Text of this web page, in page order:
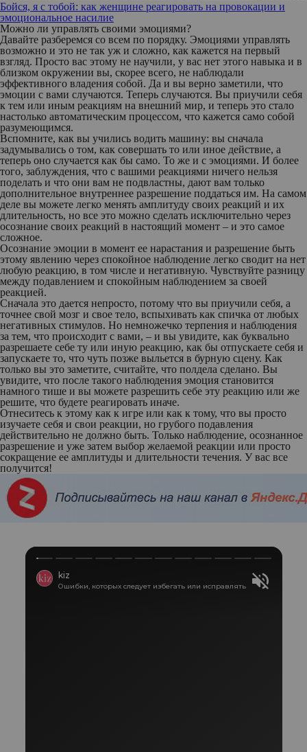
Бойся, я с тобой: как женщине реагировать на провокации и
эмоциональное насилие
Можно ли управлять своими эмоциями?
Давайте разберемся со всем по порядку. Эмоциями управлять
возможно и это не так уж и сложно, как кажется на первый
взгляд. Просто вас этому не научили, у вас нет этого навыка и в
близком окружении вы, скорее всего, не наблюдали
эффективного владения собой. Да и вы верно заметили, что
эмоции с вами случаются. Теперь случаются. Вы приучили себя
к тем или иным реакциям на внешний мир, и теперь это стало
настолько автоматическим процессом, что кажется само собой
разумеющимся.
Вспомните, как вы учились водить машину: вы сначала
задумывались о том, как совершать то или иное действие, а
теперь оно случается как бы само. То же и с эмоциями. И более
того, заблуждения, что с вашими реакциями ничего нельзя
поделать и что они вам не подвластны, дают вам только
дополнительное внутреннее разрешение поддаться им. На самом
деле вы можете легко менять амплитуду своих реакций и их
длительность, но все это можно сделать исключительно через
осознание своих реакций в настоящий момент – и это самое
сложное.
Осознание эмоции в момент ее нарастания и разрешение быть
этому явлению через спокойное наблюдение легко сводит на нет
любую реакцию, в том числе и негативную. Чувствуйте разницу
между подавлением и спокойным наблюдением за своей
реакцией.
Сначала это дается непросто, потому что вы приучили себя, а
точнее свой мозг и свое тело, вспыхивать как спичка от любых
негативных стимулов. Но немножечко терпения и наблюдения
за тем, что происходит с вами, – и вы увидите, как буквально
разрешаете себе ту или иную реакцию, как бы отпускаете себя и
запускаете то, что чуть позже выльется в бурную сцену. Как
только вы это заметите, считайте, что полдела сделано. Вы
увидите, что после такого наблюдения эмоция становится
намного тише и вы можете разрешить себе эту реакцию или же
решите, что будете реагировать иначе.
Отнеситесь к этому как к игре или как к тому, что вы просто
изучаете себя и свои реакции, но грубого подавления
действительно не должно быть. Только наблюдение, осознанное
разрешение и уже затем выбор желаемой реакции или просто
сокращение ее амплитуды и длительности течения. У вас все
получится!